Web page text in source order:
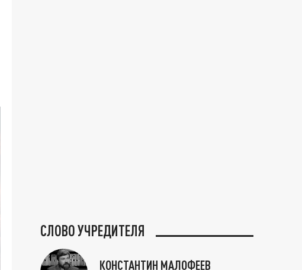
СЛОВО УЧРЕДИТЕЛЯ
КОНСТАНТИН МАЛОФЕЕВ